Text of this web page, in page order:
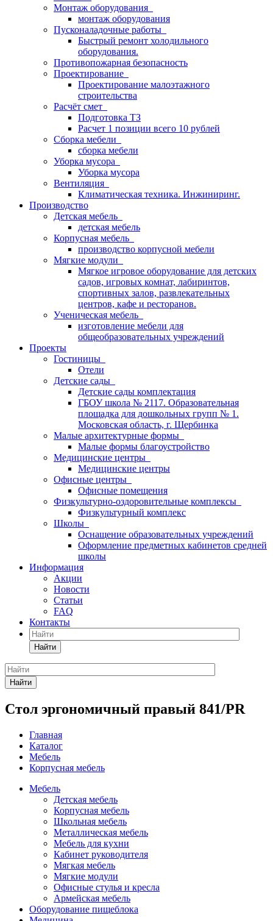
Монтаж оборудования
монтаж оборудования
Пусконаладочные работы
Быстрый ремонт холодильного
оборудования.
Противопожарная безопасность
Проектирование
Проектирование малоэтажного
строительства
Расчёт смет
Подготовка ТЗ
Расчет 1 позиции всего 10 рублей
Сборка мебели
сборка мебели
Уборка мусора
Уборка мусора
Вентиляция
Климатическая техника. Инжиниринг.
Производство
Детская мебель
детская мебель
Корпусная мебель
производство корпусной мебели
Мягкие модули
Мягкое игровое оборудование для детских
садов, игровых комнат, лабиринтов,
спортивных залов, развлекательных
центров, кафе и ресторанов.
Ученическая мебель
изготовление мебели для
общеобразовательных учреждений
Проекты
Гостиницы
Отели
Детские сады
Детские сады комплектация
ГБОУ школа № 2117. Образовательная
площадка для дошкольных групп № 1.
Московская область, г. Щербинка
Малые архитектурные формы
Малые формы благоустройство
Медицинские центры
Медицинские центры
Офисные центры
Офисные помещения
Физкультурно-оздоровительные комплексы
Физкультурный комплекс
Школы
Оснащение образовательных учреждений
Оформление предметных кабинетов средней
школы
Информация
Акции
Новости
Статьи
FAQ
Контакты
Найти
Найти
Стол эргономичный правый 841/PR
Главная
Каталог
Мебель
Корпусная мебель
Мебель
Детская мебель
Корпусная мебель
Школьная мебель
Металлическая мебель
Мебель для кухни
Кабинет руководителя
Мягкая мебель
Мягкие модули
Офисные стулья и кресла
Армейская мебель
Оборудование пищеблока